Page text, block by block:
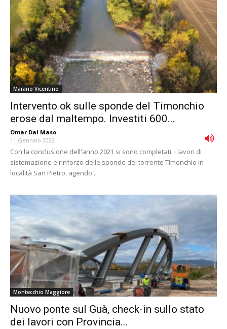
Marano Vicentino
Intervento ok sulle sponde del Timonchio
erose dal maltempo. Investiti 600...
Omar Dal Maso -
11 Gennaio 2022
Con la conclusione dell'anno 2021 si sono completati i lavori di
sistemazione e rinforzo delle sponde del torrente Timonchio in
località San Pietro, agendo...
Montecchio Maggiore
Nuovo ponte sul Guà, check-in sullo stato
dei lavori con Provincia...